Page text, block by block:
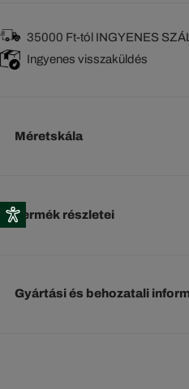
35000 Ft-tól INGYENES
Ingyenes visszaküldés
Méretskála
Termék részletei
Gyártási és behozatali